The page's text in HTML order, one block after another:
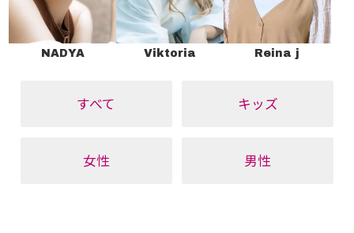
NADYA Viktoria Reina j
すべて キッズ
女性 男性